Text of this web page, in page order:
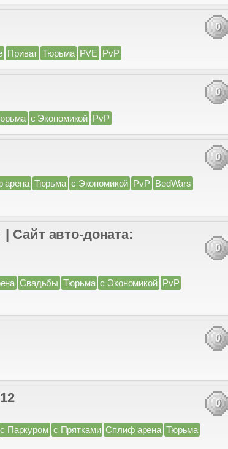
0
Приват Тюрьма PVE PvP
0
с Экономикой PvP
0
арена Тюрьма с Экономикой PvP BedWars
| Сайт авто-доната:
0
Свадьбы Тюрьма с Экономикой PvP
0
0
с Паркуром с Прятками Сплиф арена Тюрьма